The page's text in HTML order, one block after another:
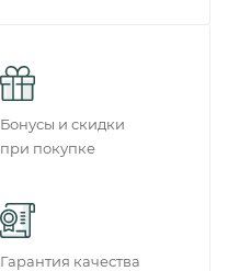
Бонусы и скидки
при покупке
Гарантия качества